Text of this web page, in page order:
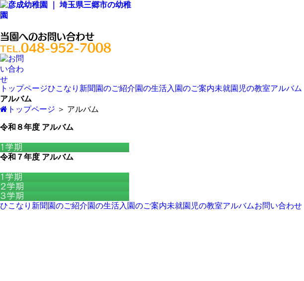
当園へのお問い合わせ
TEL. 048-952-7008
トップページひこなり新聞 園のご紹介園の生活入園のご案内未就園児の教室アルバム
アルバム
トップページ ＞ アルバム
令和８年度 アルバム
１学期
令和７年度 アルバム
１学期
２学期
３学期
ひこなり新聞 園のご紹介園の生活入園のご案内未就園児の教室アルバムお問い合わせ